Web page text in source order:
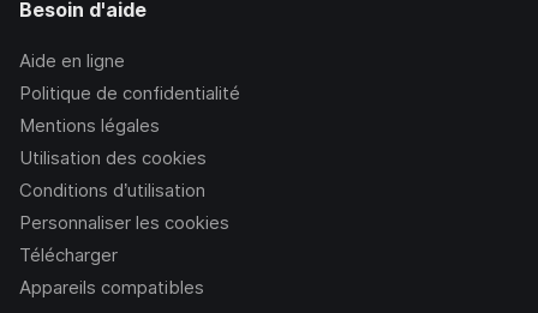
Besoin d'aide
Aide en ligne
Politique de confidentialité
Mentions légales
Utilisation des cookies
Conditions d’utilisation
Personnaliser les cookies
Télécharger
Appareils compatibles